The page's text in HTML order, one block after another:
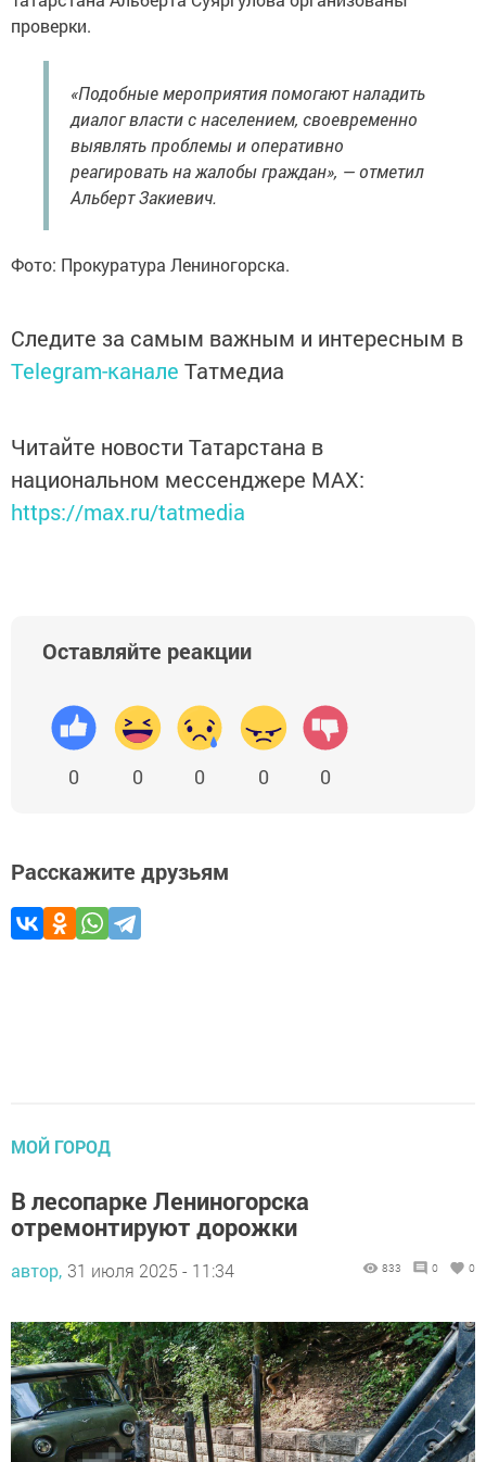
проверки.
«Подобные мероприятия помогают наладить
диалог власти с населением, своевременно
выявлять проблемы и оперативно
реагировать на жалобы граждан», — отметил
Альберт Закиевич.
Фото: Прокуратура Лениногорска.
Следите за самым важным и интересным в
Telegram-канале Татмедиа
Читайте новости Татарстана в
национальном мессенджере MАХ:
https://max.ru/tatmedia
Оставляйте реакции
0 0 0 0 0
Расскажите друзьям
МОЙ ГОРОД
В лесопарке Лениногорска
отремонтируют дорожки
автор, 31 июля 2025 - 11:34 833 0 0